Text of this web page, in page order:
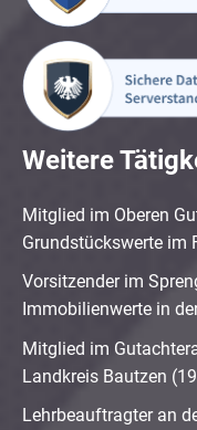
Weitere
Mitglied im Oberen
Grundstückswerte im
Vorsitzender im
Immobilienwerte in
Mitglied im
Landkreis Bautzen
Lehrbeauftragter an